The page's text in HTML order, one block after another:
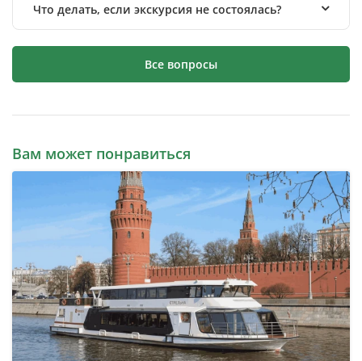
Что делать, если экскурсия не состоялась?
Все вопросы
Вам может понравиться